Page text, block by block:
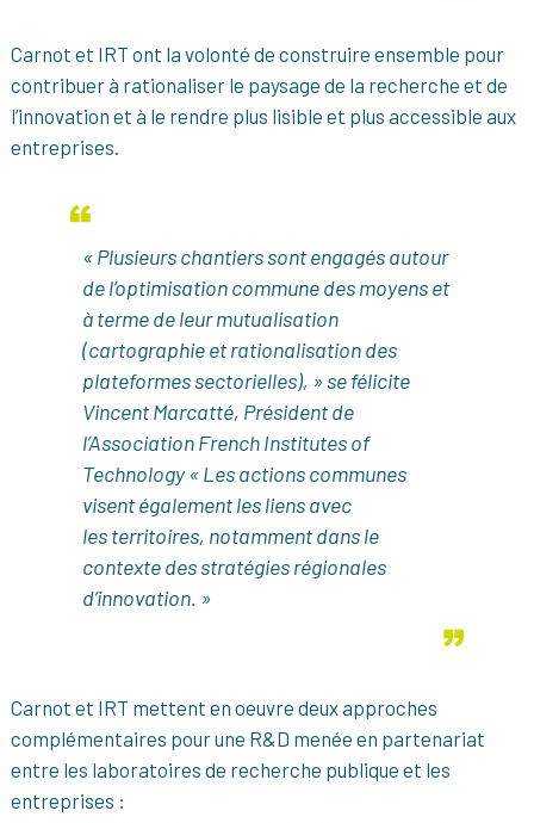
Carnot et IRT ont la volonté de construire ensemble pour
contribuer à rationaliser le paysage de la recherche et de
l’innovation et à le rendre plus lisible et plus accessible aux
entreprises.
« Plusieurs chantiers sont engagés autour
de l’optimisation commune des moyens et
à terme de leur mutualisation
(cartographie et rationalisation des
plateformes sectorielles), » se félicite
Vincent Marcatté, Président de
l’Association French Institutes of
Technology « Les actions communes
visent également les liens avec
les territoires, notamment dans le
contexte des stratégies régionales
d’innovation. »
Carnot et IRT mettent en oeuvre deux approches
complémentaires pour une R&D menée en partenariat
entre les laboratoires de recherche publique et les
entreprises :